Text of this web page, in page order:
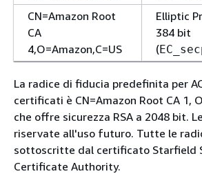
CN=Amazon Root
CA
4,O=Amazon,C=US
Elliptic
384 bit
(
La radice di fiducia predefinita per
certificati è CN=Amazon Root CA 1,
che offre sicurezza RSA a 2048 bit.
riservate all'uso futuro. Tutte le
sottoscritte dal certificato Starfield
Certificate Authority.